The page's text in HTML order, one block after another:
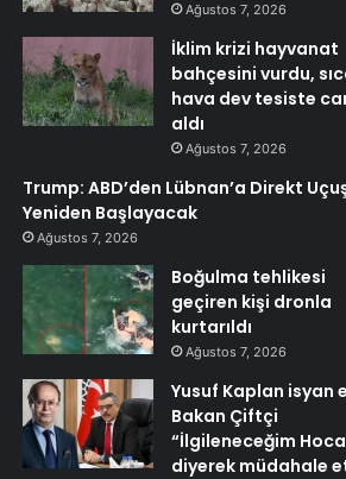
Ağustos 7, 2026
İklim krizi hayvanat
bahçesini vurdu,
hava dev tesiste
aldı
Ağustos 7, 2026
Trump: ABD’den Lübnan’a Direkt
Yeniden Başlayacak
Ağustos 7, 2026
Boğulma tehlikesi
geçiren kişi dronla
kurtarıldı
Ağustos 7, 2026
Yusuf Kaplan isyan
Bakan Çiftçi
“İlgileneceğim
diyerek müdahale